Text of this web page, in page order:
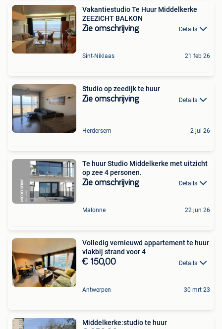
Vakantiestudio Te Huur Middelkerke
ZEEZICHT BALKON
Zie omschrijving Details
Sint-Niklaas 21 feb 26
Studio op zeedijk te huur
Zie omschrijving Details
Herdersem 2 jul 26
Te huur Studio Middelkerke met uitzicht
op zee 4 personen.
Zie omschrijving Details
Malonne 22 jun 26
Volledig vernieuwd appartement te huur
vlakbij strand voor 4
€ 150,00 Details
Antwerpen 30 mrt 23
Middelkerke:studio te huur